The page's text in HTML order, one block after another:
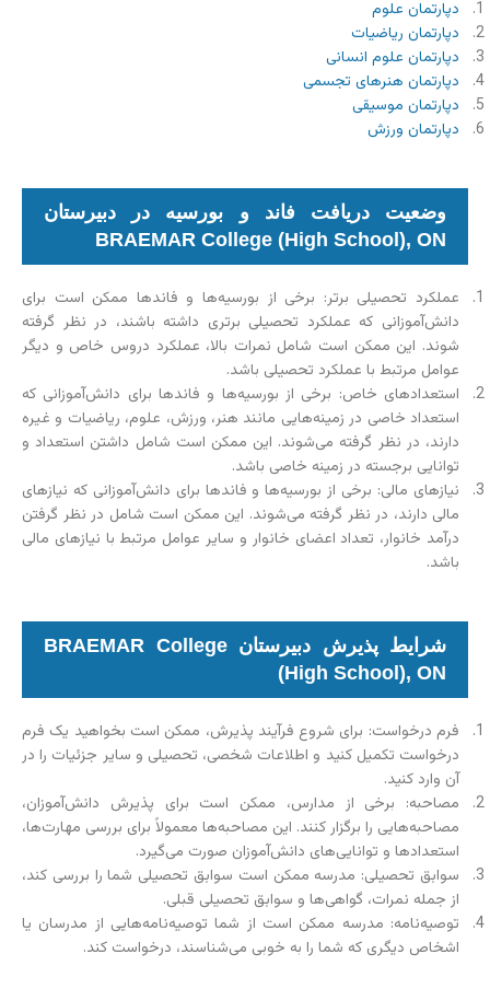
دپارتمان علوم
دپارتمان ریاضیات
دپارتمان علوم انسانی
دپارتمان هنرهای تجسمی
دپارتمان موسیقی
دپارتمان ورزش
وضعیت دریافت فاند و بورسیه در دبیرستان
BRAEMAR College (High School), ON
عملکرد تحصیلی برتر: برخی از بورسیه‌ها و فاندها ممکن است برای
دانش‌آموزانی که عملکرد تحصیلی برتری داشته باشند، در نظر گرفته
شوند. این ممکن است شامل نمرات بالا، عملکرد دروس خاص و دیگر
عوامل مرتبط با عملکرد تحصیلی باشد.
استعدادهای خاص: برخی از بورسیه‌ها و فاند‌ها برای دانش‌آموزانی که
استعداد خاصی در زمینه‌هایی مانند هنر، ورزش، علوم، ریاضیات و غیره
دارند، در نظر گرفته می‌شوند. این ممکن است شامل داشتن استعداد و
توانایی برجسته در زمینه خاصی باشد.
نیازهای مالی: برخی از بورسیه‌ها و فاندها برای دانش‌آموزانی که نیازهای
مالی دارند، در نظر گرفته می‌شوند. این ممکن است شامل در نظر گرفتن
درآمد خانوار، تعداد اعضای خانوار و سایر عوامل مرتبط با نیازهای مالی
باشد.
شرایط پذیرش دبیرستان BRAEMAR College
(High School), ON
فرم درخواست: برای شروع فرآیند پذیرش، ممکن است بخواهید یک فرم
درخواست تکمیل کنید و اطلاعات شخصی، تحصیلی و سایر جزئیات را در
آن وارد کنید.
مصاحبه: برخی از مدارس، ممکن است برای پذیرش دانش‌آموزان،
مصاحبه‌هایی را برگزار کنند. این مصاحبه‌ها معمولاً برای بررسی مهارت‌ها،
استعدادها و توانایی‌های دانش‌آموزان صورت می‌گیرد.
سوابق تحصیلی: مدرسه ممکن است سوابق تحصیلی شما را بررسی کند،
از جمله نمرات، گواهی‌ها و سوابق تحصیلی قبلی.
توصیه‌نامه: مدرسه ممکن است از شما توصیه‌نامه‌هایی از مدرسان یا
اشخاص دیگری که شما را به خوبی می‌شناسند، درخواست کند.